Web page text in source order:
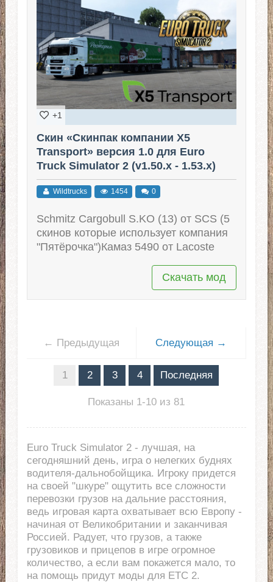
+1
Скин «Скинпак компании X5
Transport» версия 1.0 для Euro
Truck Simulator 2 (v1.50.x - 1.53.x)
Wildtrucks 1454 0
Schmitz Cargobull S.KO (13) от SCS (5
скинов которые использует компания
"Пятёрочка")Камаз 5490 от Lacoste
Скачать мод
← Предыдущая Следующая →
1 2 3 4 Последняя
Показаны 1-10 из 81
Euro Truck Simulator 2 - лучшая, на
сегодняшний день, игра о нелегких буднях
водителя-дальнобойщика. Игроку придется
на своей "шкуре" ощутить все сложности
перевозки грузов на дальние расстояния,
ведь игровая карта охватывает всю Европу -
начиная от Великобритании и заканчивая
Россией. Радует, что грузов, а также
грузовиков и прицепов в игре огромное
количество, а если вам покажется мало, то
на помощь придут моды для ЕТС 2.